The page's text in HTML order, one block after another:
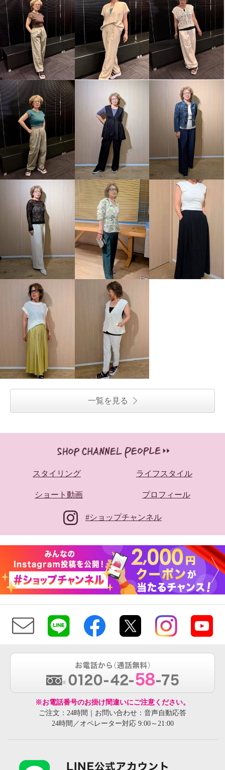
きれいになろう！ 着ていないみ
たい！ 超のびのび 吸水速乾・接
触冷感 カップ付タンクトップ ２
枚セット
ミックスセット Ｍ
きれいになろう！ 着ていないみ
たい！ 超のびのび 吸水速乾・接
触冷感 カップ付タンクトップ ２
枚セット
ベージュセット
¥0
一覧を見る
スタイリング ライフスタイル
ショート動画 プロフィール
#ショップチャンネル
※お電話番号のお掛け間違いにご注意ください。
ご注文：24時間｜お問い合わせ：音声自動応答
24時間／オペレーター対応 9:00～21:00